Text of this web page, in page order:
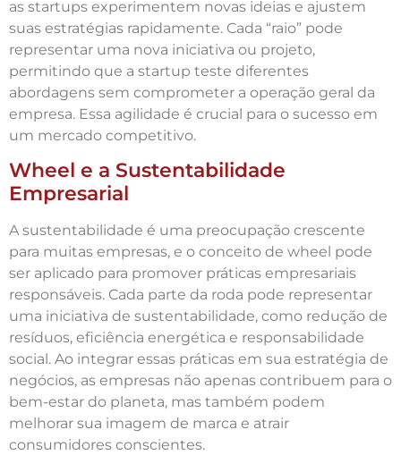
as startups experimentem novas ideias e ajustem
suas estratégias rapidamente. Cada “raio” pode
representar uma nova iniciativa ou projeto,
permitindo que a startup teste diferentes
abordagens sem comprometer a operação geral da
empresa. Essa agilidade é crucial para o sucesso em
um mercado competitivo.
Wheel e a Sustentabilidade
Empresarial
A sustentabilidade é uma preocupação crescente
para muitas empresas, e o conceito de wheel pode
ser aplicado para promover práticas empresariais
responsáveis. Cada parte da roda pode representar
uma iniciativa de sustentabilidade, como redução de
resíduos, eficiência energética e responsabilidade
social. Ao integrar essas práticas em sua estratégia de
negócios, as empresas não apenas contribuem para o
bem-estar do planeta, mas também podem
melhorar sua imagem de marca e atrair
consumidores conscientes.